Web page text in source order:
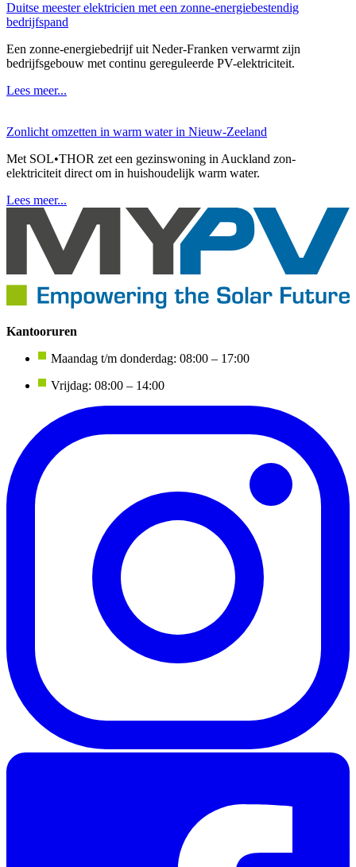
Duitse meester elektricien met een zonne-energiebestendig
bedrijfspand
Een zonne-energiebedrijf uit Neder-Franken verwarmt zijn
bedrijfsgebouw met continu gereguleerde PV-elektriciteit.
Lees meer...
Zonlicht omzetten in warm water in Nieuw-Zeeland
Met SOL•THOR zet een gezinswoning in Auckland zon-
elektriciteit direct om in huishoudelijk warm water.
Lees meer...
Kantooruren
Maandag t/m donderdag: 08:00 – 17:00
Vrijdag: 08:00 – 14:00